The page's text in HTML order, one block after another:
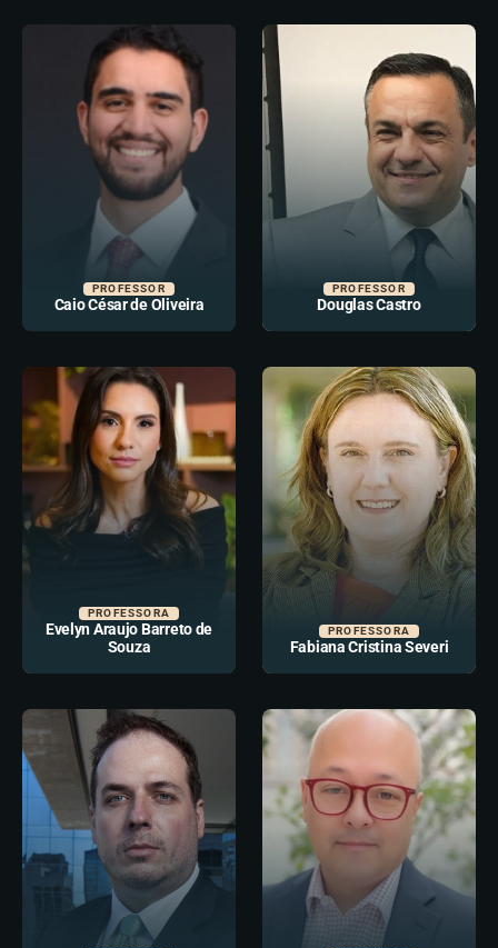
PROFESSOR
Caio César de Oliveira
PROFESSOR
Douglas Castro
PROFESSORA
Evelyn Araujo Barreto de
Souza
PROFESSORA
Fabiana Cristina Severi​